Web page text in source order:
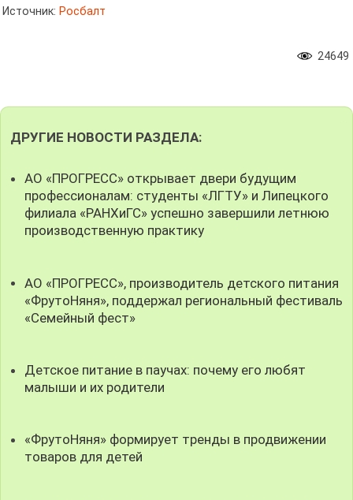
Источник: Росбалт
24649
ДРУГИЕ НОВОСТИ РАЗДЕЛА:
АО «ПРОГРЕСС» открывает двери будущим
профессионалам: студенты «ЛГТУ» и Липецкого
филиала «РАНХиГС» успешно завершили летнюю
производственную практику
АО «ПРОГРЕСС», производитель детского питания
«ФрутоНяня», поддержал региональный фестиваль
«Семейный фест»
Детское питание в паучах: почему его любят
малыши и их родители
«ФрутоНяня» формирует тренды в продвижении
товаров для детей